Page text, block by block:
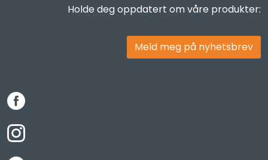
Holde deg oppdatert om våre produkter:
Meld meg på nyhetsbrev